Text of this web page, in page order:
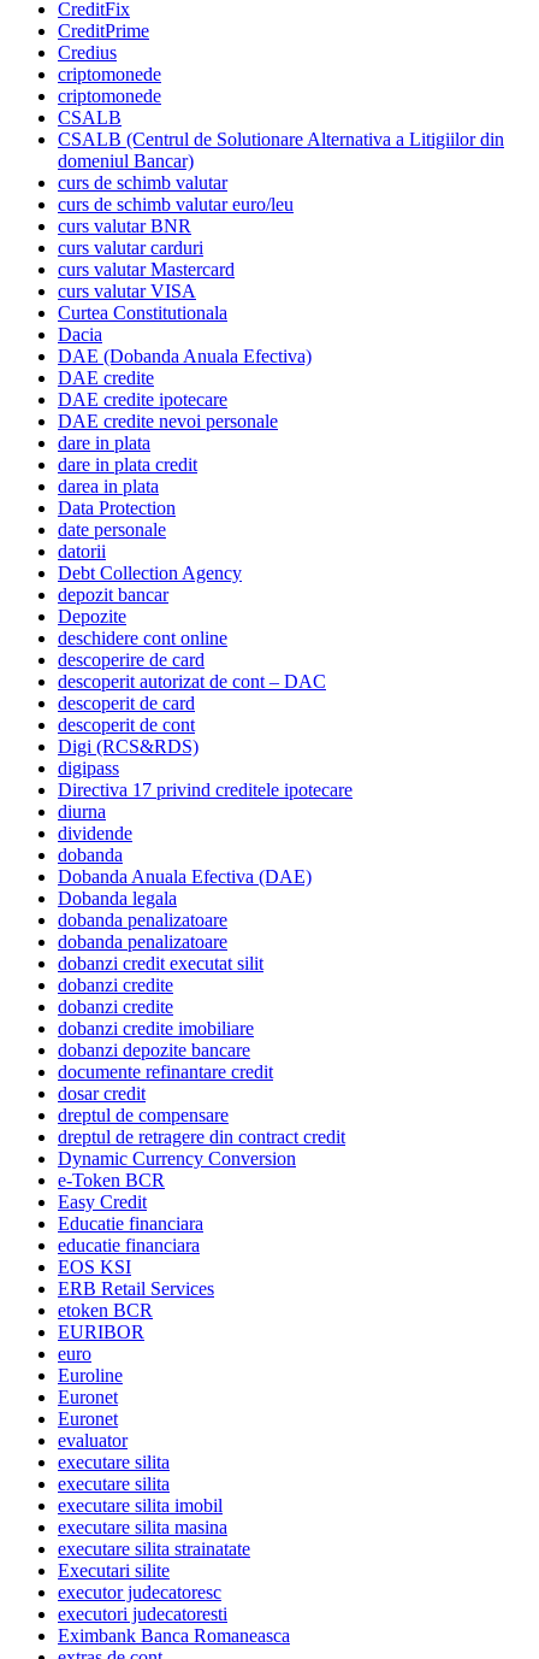
CreditFix
CreditPrime
Credius
criptomonede
criptomonede
CSALB
CSALB (Centrul de Solutionare Alternativa a Litigiilor din
domeniul Bancar)
curs de schimb valutar
curs de schimb valutar euro/leu
curs valutar BNR
curs valutar carduri
curs valutar Mastercard
curs valutar VISA
Curtea Constitutionala
Dacia
DAE (Dobanda Anuala Efectiva)
DAE credite
DAE credite ipotecare
DAE credite nevoi personale
dare in plata
dare in plata credit
darea in plata
Data Protection
date personale
datorii
Debt Collection Agency
depozit bancar
Depozite
deschidere cont online
descoperire de card
descoperit autorizat de cont – DAC
descoperit de card
descoperit de cont
Digi (RCS&RDS)
digipass
Directiva 17 privind creditele ipotecare
diurna
dividende
dobanda
Dobanda Anuala Efectiva (DAE)
Dobanda legala
dobanda penalizatoare
dobanda penalizatoare
dobanzi credit executat silit
dobanzi credite
dobanzi credite
dobanzi credite imobiliare
dobanzi depozite bancare
documente refinantare credit
dosar credit
dreptul de compensare
dreptul de retragere din contract credit
Dynamic Currency Conversion
e-Token BCR
Easy Credit
Educatie financiara
educatie financiara
EOS KSI
ERB Retail Services
etoken BCR
EURIBOR
euro
Euroline
Euronet
Euronet
evaluator
executare silita
executare silita
executare silita imobil
executare silita masina
executare silita strainatate
Executari silite
executor judecatoresc
executori judecatoresti
Eximbank Banca Romaneasca